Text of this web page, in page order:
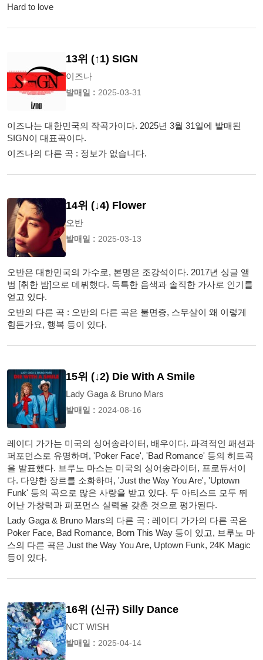
Hard to love
13위 (↑1) SIGN
이즈나
발매일 : 2025-03-31
이즈나는 대한민국의 작곡가이다. 2025년 3월 31일에 발매된
SIGN이 대표곡이다.
이즈나의 다른 곡 : 정보가 없습니다.
14위 (↓4) Flower
오반
발매일 : 2025-03-13
오반은 대한민국의 가수로, 본명은 조강석이다. 2017년 싱글 앨
범 [취한 밤]으로 데뷔했다. 독특한 음색과 솔직한 가사로 인기를
얻고 있다.
오반의 다른 곡 : 오반의 다른 곡은 불면증, 스무살이 왜 이렇게
힘든가요, 행복 등이 있다.
15위 (↓2) Die With A Smile
Lady Gaga & Bruno Mars
발매일 : 2024-08-16
레이디 가가는 미국의 싱어송라이터, 배우이다. 파격적인 패션과
퍼포먼스로 유명하며, 'Poker Face', 'Bad Romance' 등의 히트곡
을 발표했다. 브루노 마스는 미국의 싱어송라이터, 프로듀서이
다. 다양한 장르를 소화하며, 'Just the Way You Are', 'Uptown
Funk' 등의 곡으로 많은 사랑을 받고 있다. 두 아티스트 모두 뛰
어난 가창력과 퍼포먼스 실력을 갖춘 것으로 평가된다.
Lady Gaga & Bruno Mars의 다른 곡 : 레이디 가가의 다른 곡은
Poker Face, Bad Romance, Born This Way 등이 있고, 브루노 마
스의 다른 곡은 Just the Way You Are, Uptown Funk, 24K Magic
등이 있다.
16위 (신규) Silly Dance
NCT WISH
발매일 : 2025-04-14